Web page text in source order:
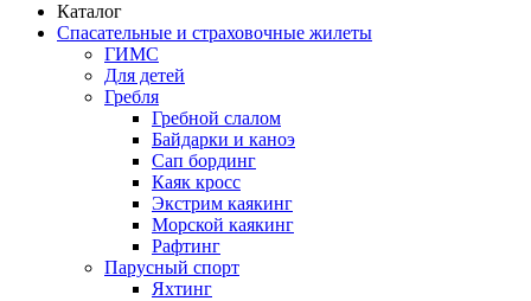
Каталог
Спасательные и страховочные жилеты
ГИМС
Для детей
Гребля
Гребной слалом
Байдарки и каноэ
Сап бординг
Каяк кросс
Экстрим каякинг
Морской каякинг
Рафтинг
Парусный спорт
Яхтинг